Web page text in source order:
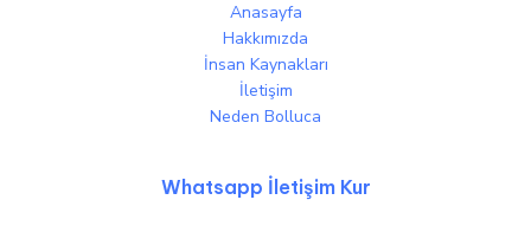
Anasayfa
Hakkımızda
İnsan Kaynakları
İletişim
Neden Bolluca
Whatsapp İletişim Kur